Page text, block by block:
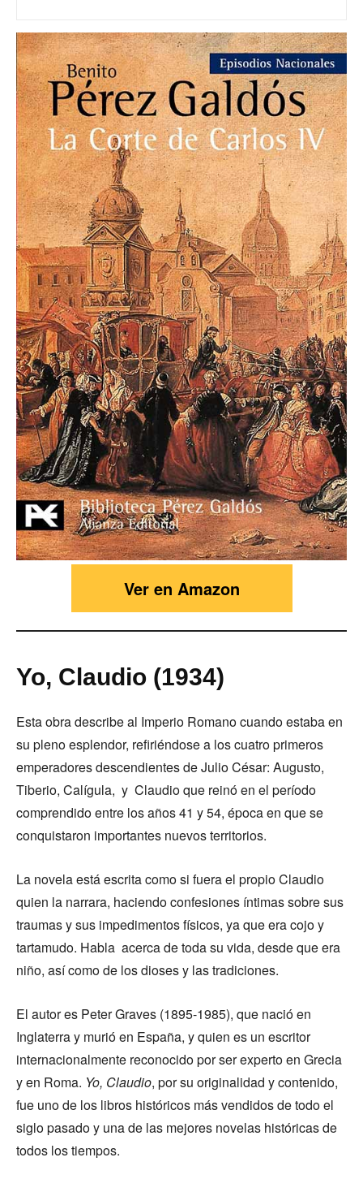
Ver en Amazon
Yo, Claudio (1934)
Esta obra describe al Imperio Romano cuando estaba en
su pleno esplendor, refiriéndose a los cuatro primeros
emperadores descendientes de Julio César: Augusto,
Tiberio, Calígula, y Claudio que reinó en el período
comprendido entre los años 41 y 54, época en que se
conquistaron importantes nuevos territorios.
La novela está escrita como si fuera el propio Claudio
quien la narrara, haciendo confesiones íntimas sobre sus
traumas y sus impedimentos físicos, ya que era cojo y
tartamudo. Habla acerca de toda su vida, desde que era
niño, así como de los dioses y las tradiciones.
El autor es Peter Graves (1895-1985), que nació en
Inglaterra y murió en España, y quien es un escritor
internacionalmente reconocido por ser experto en Grecia
y en Roma. Yo, Claudio, por su originalidad y contenido,
fue uno de los libros históricos más vendidos de todo el
siglo pasado y una de las mejores novelas históricas de
todos los tiempos.